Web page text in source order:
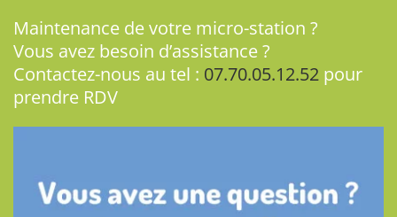
Maintenance de votre micro-station ?
Vous avez besoin d’assistance ?
Contactez-nous au tel : 07.70.05.12.52 pour
prendre RDV